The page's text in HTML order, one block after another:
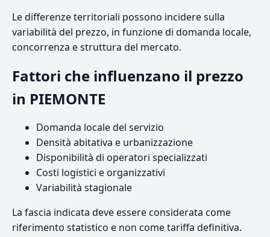
Le differenze territoriali possono incidere sulla
variabilità del prezzo, in funzione di domanda locale,
concorrenza e struttura del mercato.
Fattori che influenzano il prezzo
in PIEMONTE
Domanda locale del servizio
Densità abitativa e urbanizzazione
Disponibilità di operatori specializzati
Costi logistici e organizzativi
Variabilità stagionale
La fascia indicata deve essere considerata come
riferimento statistico e non come tariffa definitiva.